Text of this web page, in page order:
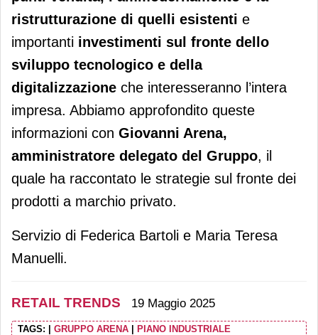
ristrutturazione di quelli esistenti e
importanti investimenti sul fronte dello
sviluppo tecnologico e della
digitalizzazione che interesseranno l’intera
impresa. Abbiamo approfondito queste
informazioni con Giovanni Arena,
amministratore delegato del Gruppo, il
quale ha raccontato le strategie sul fronte dei
prodotti a marchio privato.
Servizio di Federica Bartoli e Maria Teresa
Manuelli.
RETAIL TRENDS 19 Maggio 2025
TAGS: GRUPPO ARENA PIANO INDUSTRIALE